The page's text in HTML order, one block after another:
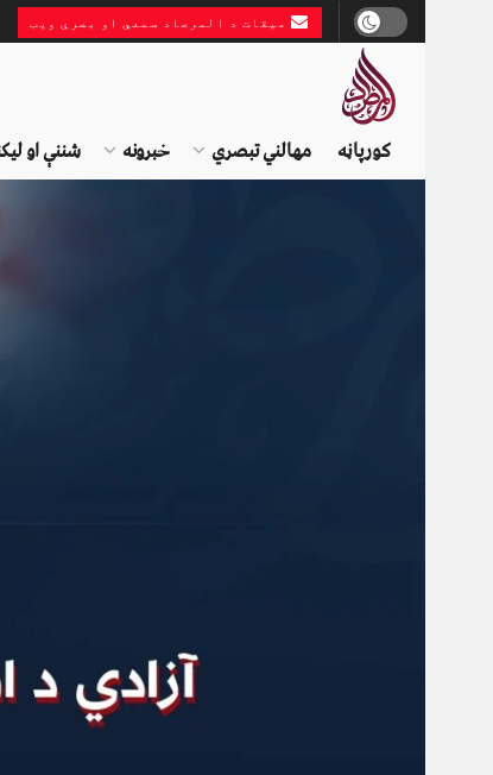
میقات د المرصاد سمعي او بصري ویب
کورپاڼه مهالني تبصري خبرونه شننې او